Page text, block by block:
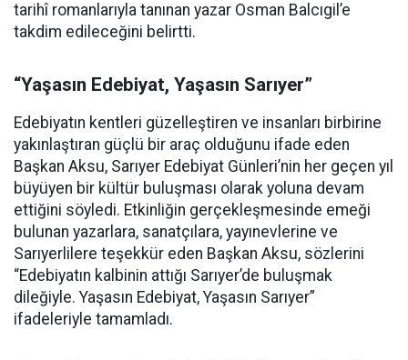
tarihî romanlarıyla tanınan yazar Osman Balcıgil’e
takdim edileceğini belirtti.
“Yaşasın Edebiyat, Yaşasın Sarıyer”
Edebiyatın kentleri güzelleştiren ve insanları birbirine
yakınlaştıran güçlü bir araç olduğunu ifade eden
Başkan Aksu, Sarıyer Edebiyat Günleri’nin her geçen yıl
büyüyen bir kültür buluşması olarak yoluna devam
ettiğini söyledi. Etkinliğin gerçekleşmesinde emeği
bulunan yazarlara, sanatçılara, yayınevlerine ve
Sarıyerlilere teşekkür eden Başkan Aksu, sözlerini
“Edebiyatın kalbinin attığı Sarıyer’de buluşmak
dileğiyle. Yaşasın Edebiyat, Yaşasın Sarıyer”
ifadeleriyle tamamladı.